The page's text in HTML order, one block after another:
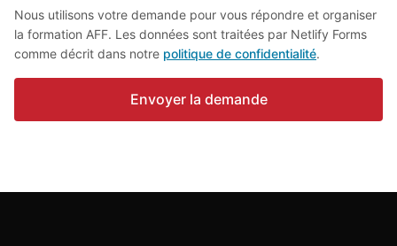
Nous utilisons votre demande pour vous répondre et organiser
la formation AFF. Les données sont traitées par Netlify Forms
comme décrit dans notre politique de confidentialité.
Envoyer la demande